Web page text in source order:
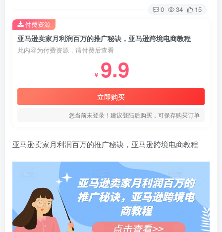
0 34 15
亚马逊卖家月利润百万的推广秘诀，亚马逊跨境电商教程
此内容为付费资源，请付费后查看
￥ 9.9
立即购买
您当前未登录！建议登陆后购买，可保存购买订单
付费资源
亚马逊卖家月利润百万的推广秘诀，亚马逊跨境电商教程